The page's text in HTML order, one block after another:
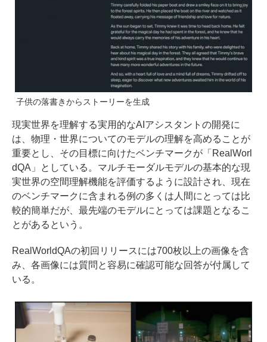
子供の落書きからストーリーを生成
現実世界を理解する実用的なAIアシスタントの開発に
は、物理・世界についてのモデルの理解を高めることが
重要とし、その目標に向けたベンチマークが「RealWorl
dQA」としている。マルチモーダルモデルの基本的な現
実世界の空間理解機能を評価するように設計され、現在
のベンチマークに含まれる例の多くは人間にとっては比
較的簡単だが、最先端のモデルにとっては課題となるこ
とがあるという。
RealWorldQAの初回リリースには700枚以上の画像を含
み、各画像には質問と容易に確認可能な回答が付属して
いる。